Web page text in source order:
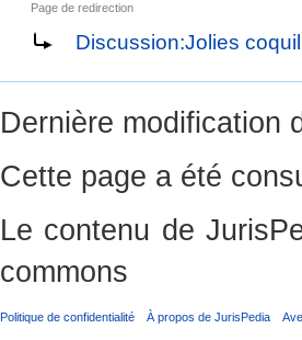
Page de redirection
Discussion:Jolies
Dernière modification
Cette page a été
Le contenu de
commons
Politique de confidentialité À propos de JurisPedia